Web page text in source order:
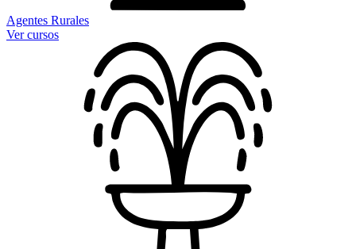
Agentes Rurales
Ver cursos